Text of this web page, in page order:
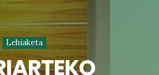
Lehiaketa